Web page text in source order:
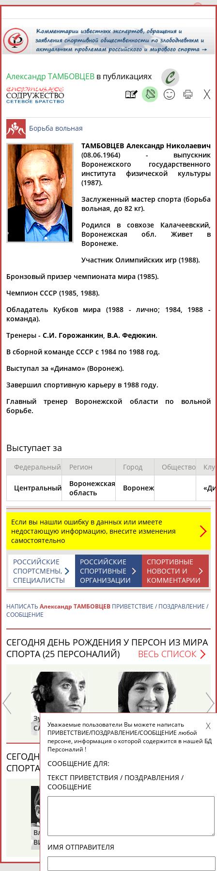
9 августа 2026 года,
СПОРТСМЕНЫ, ТРЕНЕРЫ И СПЕЦИАЛИСТЫ
Найдено: 1персона Расширенный поиск
Александр
ТАМБОВЦЕВ
Ваш запрос: "Александр ТАМБОВЦЕВ"
В Воронеже прошел турнир по вольной борьбе памяти
С.И.Горожанкина
...своего тренера в качестве представителя столичной
команды);
(Проект:Информационное агентство СТАДИОН)
ТАБЛО АКТИВНОСТИ
Вопросы сотрудничества и совместной деятельности inform@infosport.ru
© Стадион, 1998-2026
Разработка и поддержка ООО НАИТ «Стадион»
Адресов в новостной рассылке: 996
Подпишись
Александр ТАМБОВЦЕВ в публикациях
Борьба вольная
ТАМБОВЦЕВ Александр Николаевич
(08.06.1964) - выпускник
Воронежского государственного
института физической культуры
(1987).
Заслуженный мастер спорта (борьба
вольная, до 82 кг).
Родился в совхозе Калачеевский,
Воронежская обл. Живет в
Воронеже.
Участник Олимпийских игр (1988).
Бронзовый призер чемпионата мира (1985).
Чемпион СССР (1985, 1988).
Обладатель Кубков мира (1988 - лично; 1984, 1988 -
команда).
Тренеры - С.И. Горожанкин, В.А. Федюкин.
В сборной команде СССР с 1984 по 1988 год.
Выступал за «Динамо» (Воронеж).
Завершил спортивную карьеру в 1988 году.
Главный тренер Воронежской области по вольной
борьбе.
Выступает за
Федеральный Регион Город Общество
Центральный
Воронежская
область
Воронеж
Если вы нашли ошибку в данных или имеете
недостающую информацию, внесите изменения
самостоятельно
СПОРТИВНЫЕ
НОВОСТИ И
КОММЕНТАРИИ
РОССИЙСКИЕ
СПОРТИВНЫЕ
ОРГАНИЗАЦИИ
РОССИЙСКИЕ
СПОРТСМЕНЫ,
СПЕЦИАЛИСТЫ
НАПИСАТЬ Александр ТАМБОВЦЕВ ПРИВЕТСТВИЕ / ПОЗДРАВЛЕНИЕ /
СООБЩЕНИЕ
СЕГОДНЯ ДЕНЬ РОЖДЕНИЯ У ПЕРСОН ИЗ МИРА
СПОРТА (25 ПЕРСОНАЛИЙ)
ВЕСЬ СПИСОК
Зураб
САКАНДЕЛИДЗЕ
КНЯЗЕВА
СЕГОДНЯ ДЕНЬ ПАМЯТИ У ПЕРСОН ИЗ МИРА
СПОРТА (2 ПЕРСОНАЛИЙ)
Владимир
ВИКУЛОВ
Уважаемые пользователи Вы можете написать
ПРИВЕТСТВИЕ/ПОЗДРАВЛЕНИЕ/СООБЩЕНИЕ любой
персоне, информация о которой содержится в нашей БД
Персоналий !
СООБЩЕНИЕ ДЛЯ:
ТЕКСТ ПРИВЕТСТВИЯ / ПОЗДРАВЛЕНИЯ /
СООБЩЕНИЕ
ИМЯ ОТПРАВИТЕЛЯ